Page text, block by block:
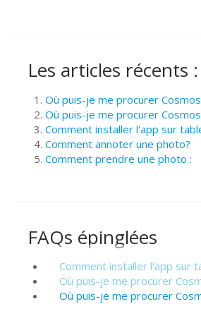
Les articles récents :
Où puis-je me procurer
Où puis-je me procurer
Comment installer l'app sur
Comment annoter une photo?
Comment prendre une photo :
FAQs épinglées
Comment installer l'app sur
Où puis-je me procurer
Où puis-je me procurer